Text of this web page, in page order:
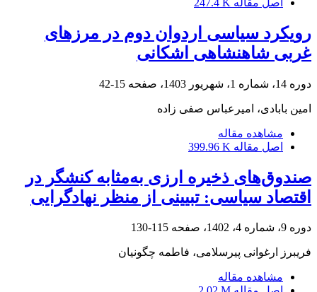
رویکرد سیاسی اردوان دوم در مرزهای
غربی شاهنشاهی اشکانی
دوره 14، شماره 1، شهریور 1403، صفحه 15-42
امین بابادی، امیرعباس صفی زاده
مشاهده مقاله
اصل مقاله 399.96 K
صندوق‌های ذخیره ارزی به‌مثابه کنشگر در
اقتصاد سیاسی: تبیینی از منظر نهادگرایی
دوره 9، شماره 4، 1402، صفحه 115-130
فریبرز ارغوانی پیرسلامی، فاطمه چگونیان
مشاهده مقاله